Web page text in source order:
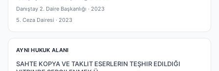
Danıştay 2. Daire Başkanlığı · 2023
5. Ceza Dairesi · 2023
AYNI HUKUK ALANI
SAHTE KOPYA VE TAKLIT ESERLERIN TEŞHIR EDILDIĞI